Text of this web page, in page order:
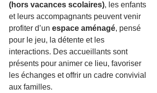
(hors vacances scolaires), les enfants
et leurs accompagnants peuvent venir
profiter d’un espace aménagé, pensé
pour le jeu, la détente et les
interactions. Des accueillants sont
présents pour animer ce lieu, favoriser
les échanges et offrir un cadre convivial
aux familles.